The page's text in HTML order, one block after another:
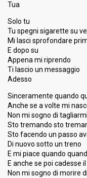
Tua
Solo tu
Tu spegni sigarette su
Mi lasci sprofondare
E dopo su
Appena mi riprendo
Ti lascio un messaggio
Adesso
Sinceramente quando
Anche se a volte mi
Non mi sogno di
Sto tremando sto
Sto facendo un passo
Di nuovo sotto un treno
E mi piace quando
E anche se poi cadesse
Non mi sogno di morire